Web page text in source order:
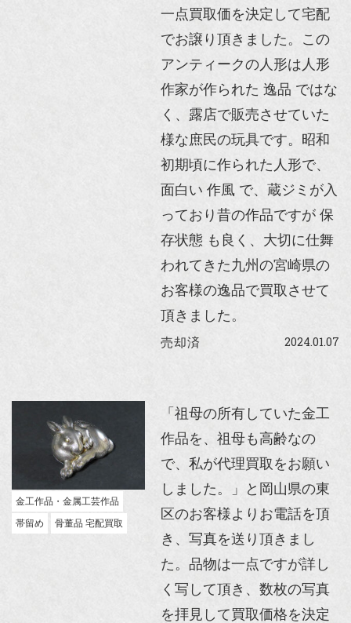
一点買取価を決定して宅配
でお譲り頂きました。この
アンティークの人形は人形
作家が作られた 逸品 ではな
く、露店で販売させていた
様な庶民の玩具です。昭和
初期頃に作られた人形で、
面白い 作風 で、蔵ジミが入
っており昔の作品ですが 保
存状態 も良く、大切に仕舞
われてきた九州の宮崎県の
お客様の逸品で買取させて
頂きました。
売却済 2024.01.07
金工作品・金属工芸作品
帯留め
骨董品 宅配買取
「祖母の所有していた金工
作品を、祖母も高齢なの
で、私が代理買取をお願い
しました。」と岡山県の東
区のお客様よりお電話を頂
き、写真を送り頂きまし
た。品物は一点ですが詳し
く写して頂き、数枚の写真
を拝見して買取価格を決定